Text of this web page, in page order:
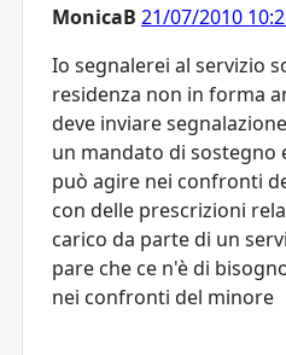
MonicaB 21/07/2010
Io segnalerei al servizio
residenza non in forma
deve inviare
un mandato di sostegno
può agire nei confronti
con delle prescrizioni
carico da parte di un
pare che ce n'è di
nei confronti del minore